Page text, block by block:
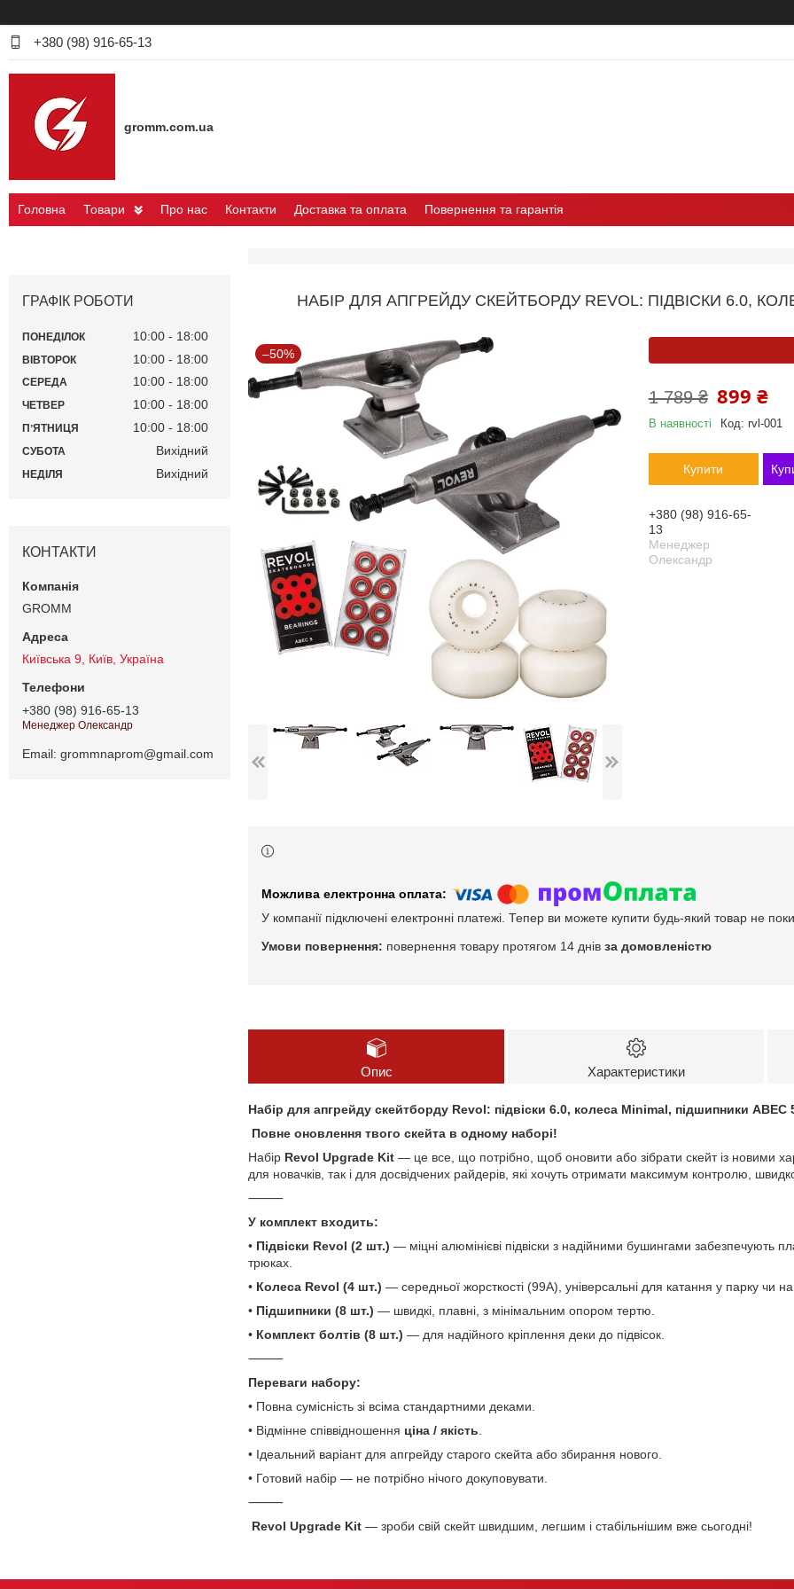
+380 (98) 916-65-13
gromm.com.ua
Головна Товари Про нас Контакти Доставка та оплата Повернення та гарантія
НАБІР ДЛЯ АПГРЕЙДУ СКЕЙТБОРДУ REVOL: ПІДВІСКИ 6.0,
–50%
1 789 ₴ 899 ₴
В наявності Код: rvl-001
Купити
+380 (98) 916-65-
13
Менеджер
Олександр
У компанії підключені електронні платежі. Тепер ви можете купити будь-який товар не
повернення товару протягом 14 днів за домовленістю
Опис Характеристики
Набір для апгрейду скейтборду Revol: підвіски 6.0, колеса Minimal, підшипники ABEC
Повне оновлення твого скейта в одному наборі!
Набір Revol Upgrade Kit — це все, що потрібно, щоб оновити або зібрати скейт із новими
для новачків, так і для досвідчених райдерів, які хочуть отримати максимум контролю,
⸻
У комплект входить:
• Підвіски Revol (2 шт.) — міцні алюмінієві підвіски з надійними бушингами забезпечують
трюках.
• Колеса Revol (4 шт.) — середньої жорсткості (99A), універсальні для катання у парку чи на
• Підшипники (8 шт.) — швидкі, плавні, з мінімальним опором тертю.
• Комплект болтів (8 шт.) — для надійного кріплення деки до підвісок.
⸻
Переваги набору:
• Повна сумісність зі всіма стандартними деками.
• Відмінне співвідношення ціна / якість
• Ідеальний варіант для апгрейду старого скейта або збирання нового.
• Готовий набір — не потрібно нічого докуповувати.
⸻
Revol Upgrade Kit — зроби свій скейт швидшим, легшим і стабільнішим вже сьогодні!
ГРАФІК РОБОТИ
ПОНЕДІЛОК 10:00 18:00
ВІВТОРОК 10:00 18:00
СЕРЕДА 10:00 18:00
ЧЕТВЕР 10:00 18:00
ПʼЯТНИЦЯ 10:00 18:00
СУБОТА Вихідний
НЕДІЛЯ Вихідний
КОНТАКТИ
GROMM
Київська 9, Київ, Україна
+380 (98) 916-65-13
Менеджер Олександр
Email grommnaprom@gmail.com